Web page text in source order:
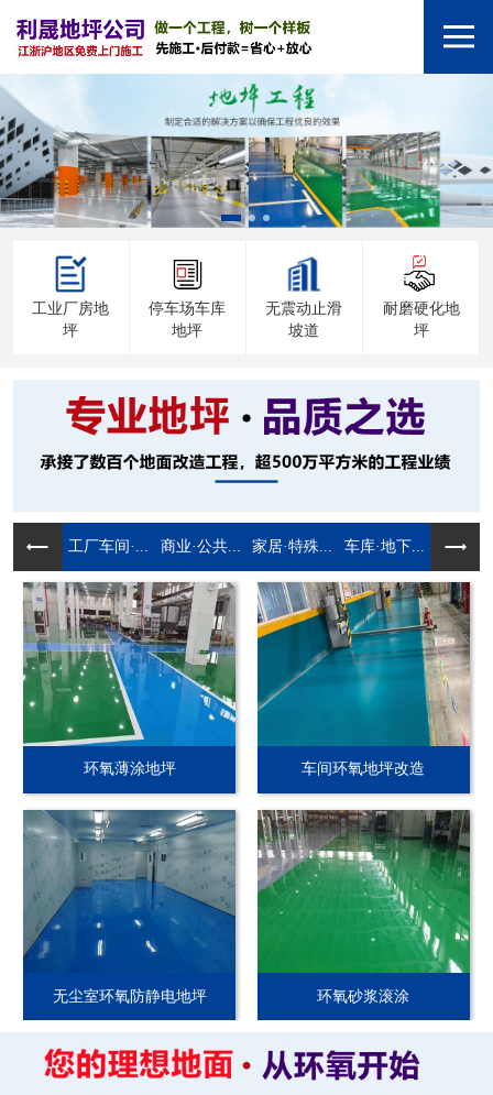
工业厂房地
坪
停车场车库
地坪
无震动止滑
坡道
耐磨硬化地
坪
工厂车间·... 商业·公共... 家居·特殊... 车库·地下...
环氧薄涂地坪 车间环氧地坪改造
无尘室环氧防静电地坪 环氧砂浆滚涂